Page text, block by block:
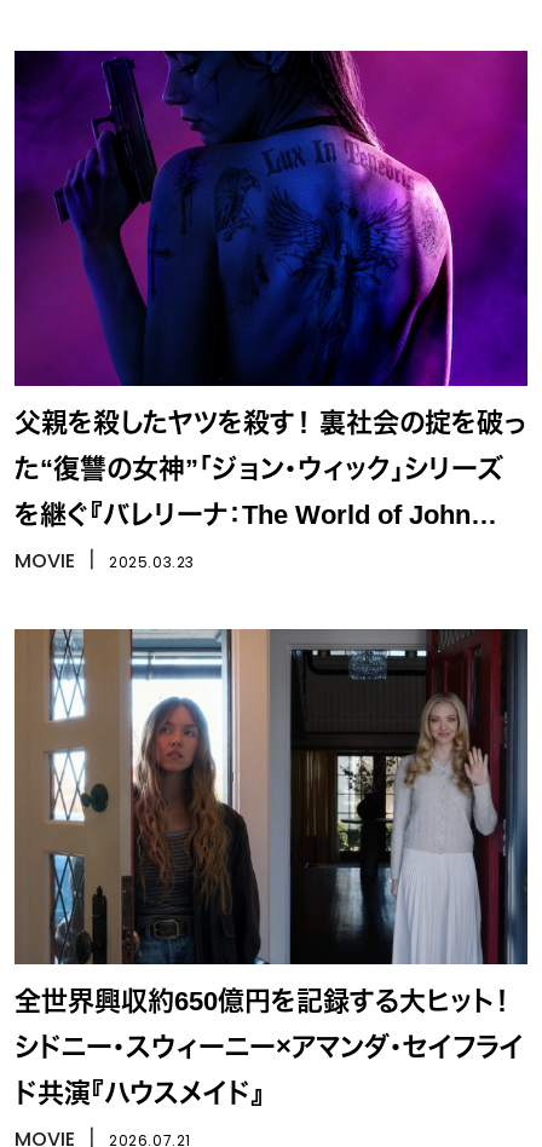
父親を殺したヤツを殺す！ 裏社会の掟を破っ
た“復讐の女神”「ジョン・ウィック」シリーズ
を継ぐ『バレリーナ：The World of John
Wick』
MOVIE 2025.03.23
全世界興収約650億円を記録する大ヒット！
シドニー・スウィーニー×アマンダ・セイフライ
ド共演『ハウスメイド』
MOVIE 2026.07.21